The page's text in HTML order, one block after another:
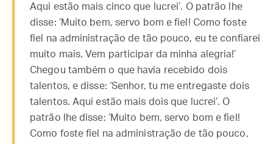
Aqui estão mais cinco que lucrei’. O patrão lhe
disse: ‘Muito bem, servo bom e fiel! Como foste
fiel na administração de tão pouco, eu te confiarei
muito mais. Vem participar da minha alegria!’
Chegou também o que havia recebido dois
talentos, e disse: ‘Senhor, tu me entregaste dois
talentos. Aqui estão mais dois que lucrei’. O
patrão lhe disse: ‘Muito bem, servo bom e fiel!
Como foste fiel na administração de tão pouco,